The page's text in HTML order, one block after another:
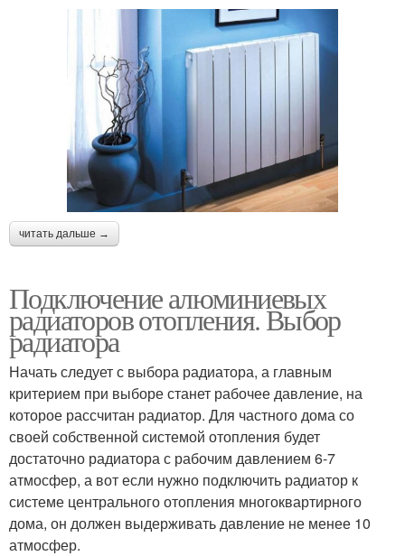
читать дальше →
Подключение алюминиевых
радиаторов отопления. Выбор
радиатора
Начать следует с выбора радиатора, а главным
критерием при выборе станет рабочее давление, на
которое рассчитан радиатор. Для частного дома со
своей собственной системой отопления будет
достаточно радиатора с рабочим давлением 6-7
атмосфер, а вот если нужно подключить радиатор к
системе центрального отопления многоквартирного
дома, он должен выдерживать давление не менее 10
атмосфер.